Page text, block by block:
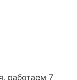
работаем 7